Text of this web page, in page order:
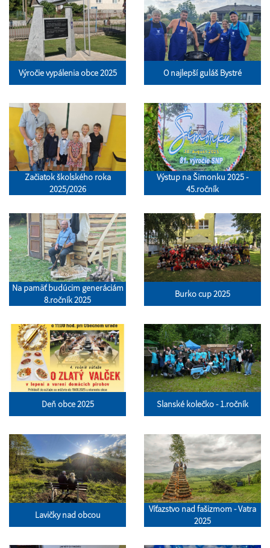
Výročie vypálenia obce 2025 O najlepší guláš Bystré
Začiatok školského roka
2025/2026
Výstup na Šimonku 2025 -
45.ročník
Na pamäť budúcim generáciám
8.ročník 2025
Burko cup 2025
Deň obce 2025 Slanské kolečko - 1.ročník
Lavičky nad obcou
Víťazstvo nad fašizmom - Vatra
2025